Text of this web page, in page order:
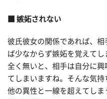
■ 嫉妬されない
彼氏彼女の関係であれば、
ば少なからず嫉妬を覚えて
全く無いと、相手は自分に
てしまいますね。そんな気
他の異性と一線を超えてし